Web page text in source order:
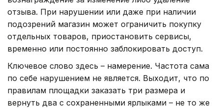
отзыва. При нарушении или даже при наличии
подозрений магазин может ограничить покупку
отдельных товаров, приостановить сервисы,
временно или постоянно заблокировать доступ.
Ключевое слово здесь – намерение. Частота сама
по себе нарушением не является. Выходит, что по
правилам площадки заказать три размера и
вернуть два с сохраненными ярлыками – не то же